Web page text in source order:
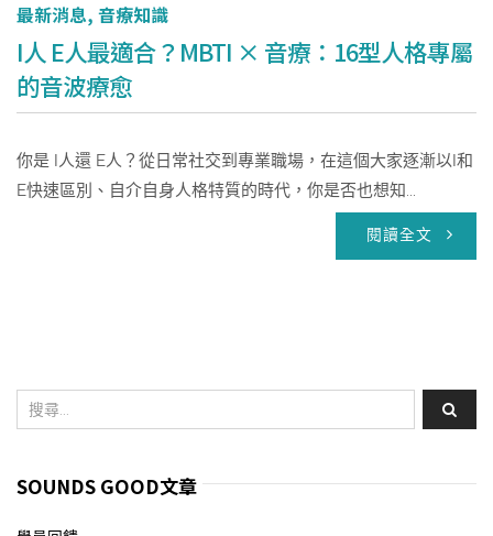
最新消息, 音療知識
I人 E人最適合？MBTI × 音療：16型人格專屬
的音波療愈
你是 I人還 E人？從日常社交到專業職場，在這個大家逐漸以I和
E快速區別、自介自身人格特質的時代，你是否也想知...
閱讀全文
SOUNDS GOOD文章